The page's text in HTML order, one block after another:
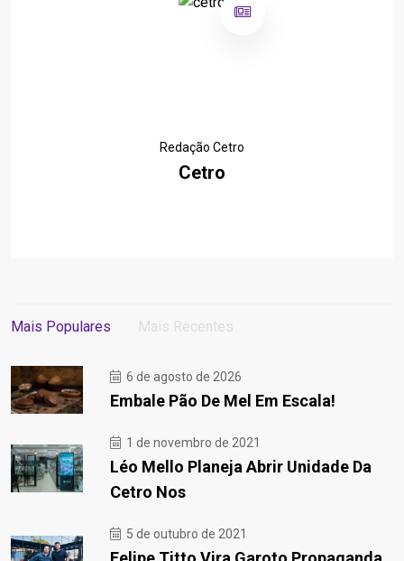
Redação Cetro
Cetro
Mais Populares Mais Recentes
6 de agosto de 2026
Embale Pão De Mel Em Escala!
1 de novembro de 2021
Léo Mello Planeja Abrir Unidade Da
Cetro Nos
5 de outubro de 2021